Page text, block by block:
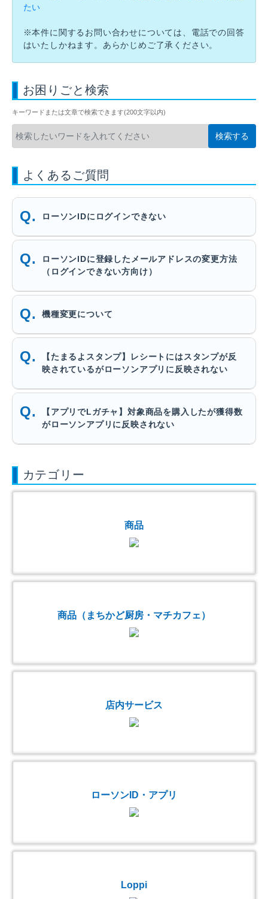
たい
※本件に関するお問い合わせについては、電話での回答
はいたしかねます。あらかじめご了承ください。
お困りごと検索
キーワードまたは文章で検索できます(200文字以内)
よくあるご質問
ローソンIDにログインできない
ローソンIDに登録したメールアドレスの変更方法
（ログインできない方向け）
機種変更について
【たまるよスタンプ】レシートにはスタンプが反
映されているがローソンアプリに反映されない
【アプリでLガチャ】対象商品を購入したが獲得数
がローソンアプリに反映されない
カテゴリー
商品
商品（まちかど厨房・マチカフェ）
店内サービス
ローソンID・アプリ
Loppi